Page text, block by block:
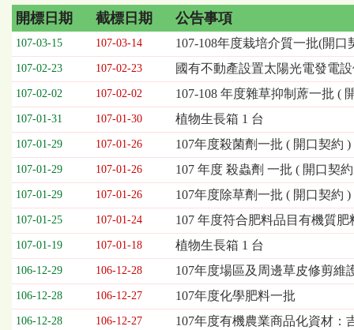
招
標
採
購
列
表，
欄
位
依
序
開
標
期、
截
標
日
開標日期 截標日期 公告事項
107-03-15 107-03-14 107-108年度栽培介質一批(開口
107-02-23 107-02-23 國有不動產設置太陽光電發電
107-02-02 107-02-02 107-108 年度雜草抑制蓆一批 (
107-01-31 107-01-30 植物生長箱 1 台
107-01-29 107-01-26 107年度殺菌劑一批 ( 開口契約 )
107-01-29 107-01-26 107 年度 殺蟲劑 一批 ( 開口契
107-01-29 107-01-26 107年度除草劑一批 ( 開口契約 )
107-01-25 107-01-24 107 年度符合肥料品目有機質肥
107-01-19 107-01-18 植物生長箱 1 台
106-12-29 106-12-28 107年度場區及周邊草皮修剪維
106-12-28 106-12-27 107年度化學肥料一批
106-12-28 106-12-27 107年度有機農業商品化資材：